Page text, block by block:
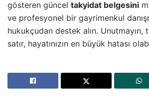
gösteren güncel takyidat belgesini
ve profesyonel bir gayrimenkul
hukukçudan destek alın.
satır, hayatınızın en büyük hatası